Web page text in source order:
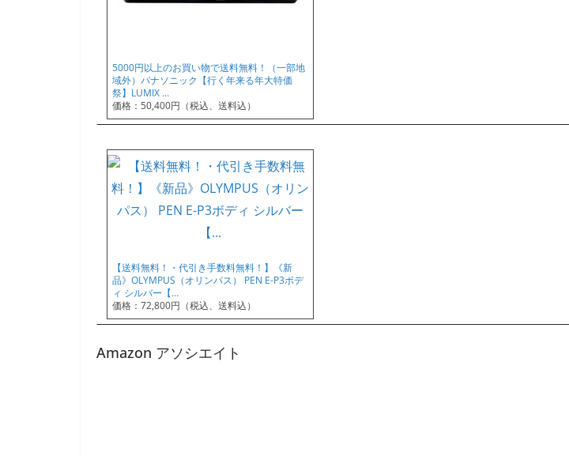
5000円以上のお買い物で送料無料！（一部地
域外）パナソニック【行く年来る年大特価
祭】LUMIX …
価格：50,400円（税込、送料込）
【送料無料！・代引き手数料無料！】《新
品》OLYMPUS（オリンパス） PEN E-P3ボデ
ィ シルバー【…
価格：72,800円（税込、送料込）
Amazon アソシエイト